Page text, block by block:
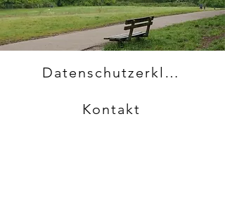
Datenschutzerklärung
Kontakt